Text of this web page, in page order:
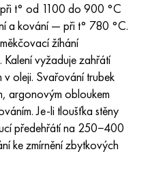
t° od 1100 do 900 °C
a kování — při t° 780 °C.
žíhání
vyžaduje zahřátí
oleji. Svařování trubek
argonovým obloukem
Je-li tloušťka stěny
předehřátí na 250−400
ke zmírnění zbytkových